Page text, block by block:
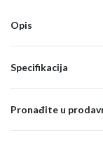
Opis
Specifikacija
Pronađite u